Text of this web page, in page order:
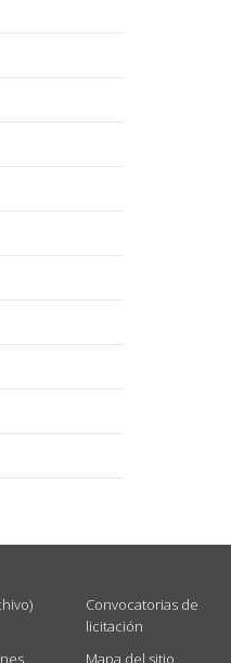
Convocatorias de
licitación
Mapa del sitio